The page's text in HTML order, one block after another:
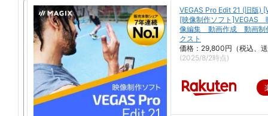
VEGAS Pro Edit 21 (旧版)
[映像制作ソフト]VEGAS
像編集 動画作成 動画制
クスト
価格：29,800円（税込、
(2025/8/2時点)